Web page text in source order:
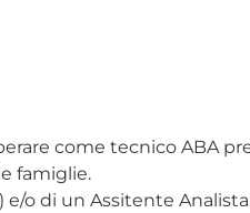
come tecnico ABA
famiglie.
o di un Assitente